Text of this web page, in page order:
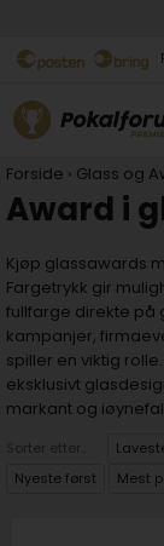
Forside › Glass og
Award i
Kjøp glassawards
Fargetrykk gir
fullfarge direkte på
kampanjer,
spiller en viktig
eksklusivt
markant og
Sorter etter...
Nyeste først
Mest